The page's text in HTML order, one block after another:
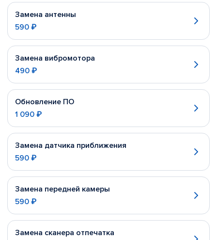
Замена антенны
590 ₽
Замена вибромотора
490 ₽
Обновление ПО
1 090 ₽
Замена датчика приближения
590 ₽
Замена передней камеры
590 ₽
Замена сканера отпечатка